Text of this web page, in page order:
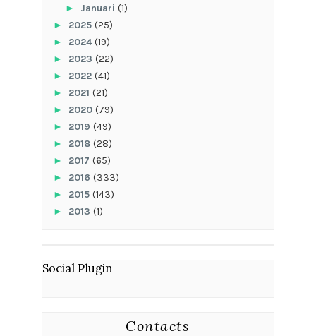
► Januari (1)
► 2025 (25)
► 2024(19)
► 2023 (22)
► 2022 (41)
► 2021 (21)
► 2020 (79)
► 2019 (49)
► 2018 (28)
► 2017 (65)
► 2016 (333)
► 2015 (143)
► 2013 (1)
Social Plugin
Contacts